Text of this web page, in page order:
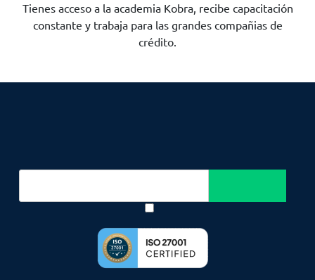
Tienes acceso a la academia Kobra, recibe capacitación
constante y trabaja para las grandes compañias de
crédito.